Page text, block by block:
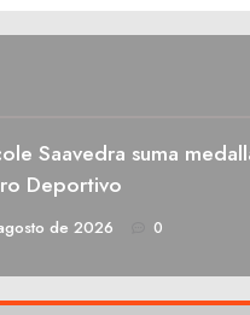
Saavedra suma
Deportivo
de 2026 0